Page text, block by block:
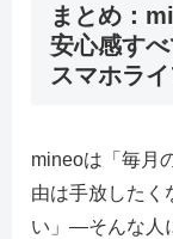
まとめ：
安心感す
スマホラ
mineoは「毎月
由は手放したく
い」―そんな人